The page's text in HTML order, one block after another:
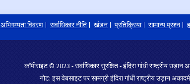
अभिगम्यता विवरण सर्वाधिकार नीति खंडन प्रतिक्रिया सामान्य प्रश्न
कॉपीराइट © 2023 - सर्वाधिकार सुरक्षित - इंदिरा गांधी राष्ट्रीय
नोट: इस वेबसाइट पर सामग्री इंदिरा गांधी राष्ट्रीय उड़ान